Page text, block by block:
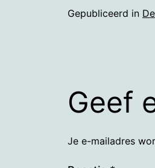
Gepubliceerd in
Geef
Je e-mailadres